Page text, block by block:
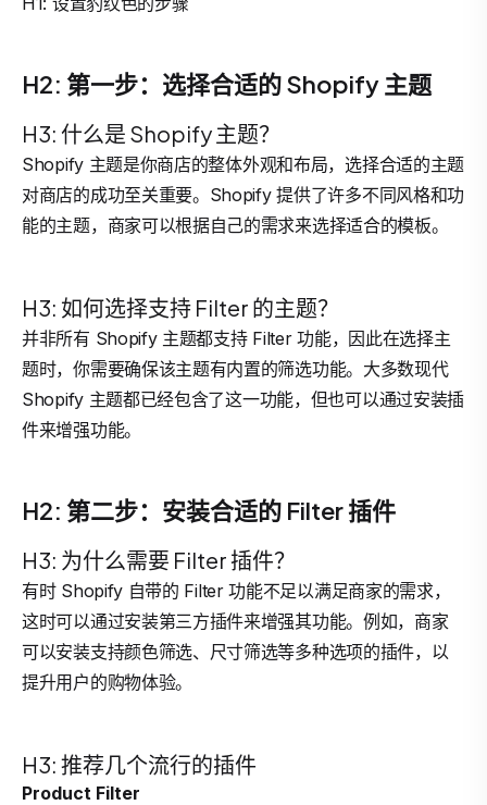
H2: 第一步：选择合适的 Shopify 主题
H3: 什么是 Shopify 主题？
Shopify 主题是你商店的整体外观和布局，选择合适的主题
对商店的成功至关重要。Shopify 提供了许多不同风格和功
能的主题，商家可以根据自己的需求来选择适合的模板。
H3: 如何选择支持 Filter 的主题？
并非所有 Shopify 主题都支持 Filter 功能，因此在选择主
题时，你需要确保该主题有内置的筛选功能。大多数现代
Shopify 主题都已经包含了这一功能，但也可以通过安装插
件来增强功能。
H2: 第二步：安装合适的 Filter 插件
H3: 为什么需要 Filter 插件？
有时 Shopify 自带的 Filter 功能不足以满足商家的需求，
这时可以通过安装第三方插件来增强其功能。例如，商家
可以安装支持颜色筛选、尺寸筛选等多种选项的插件，以
提升用户的购物体验。
H3: 推荐几个流行的插件
Product Filter